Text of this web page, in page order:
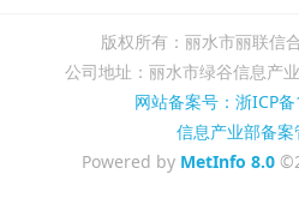
版权所有：丽水市丽联信
公司地址：丽水市绿谷信息产
网站备案号：浙ICP
信息产业部备
Powered by MetInfo 8.0